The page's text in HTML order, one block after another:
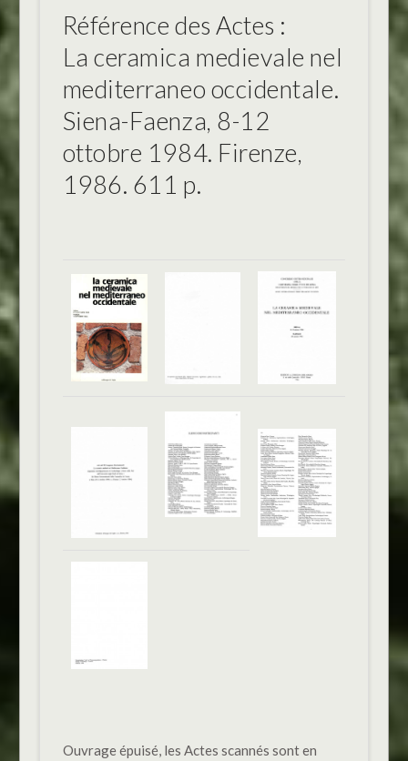
Référence des Actes :
La ceramica medievale nel
mediterraneo occidentale.
Siena-Faenza, 8-12
ottobre 1984. Firenze,
1986. 611 p.
Ouvrage épuisé, les Actes scannés sont en